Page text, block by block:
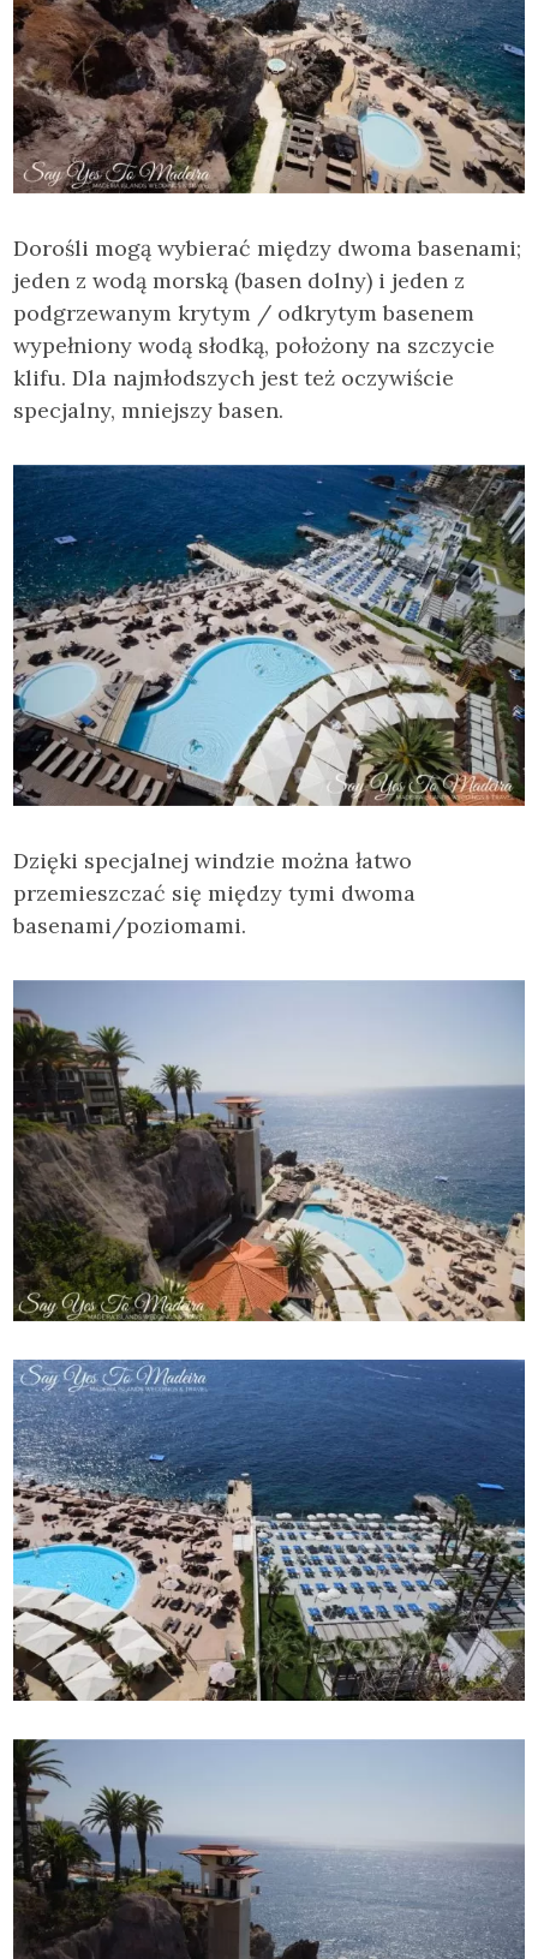
Dorośli mogą wybierać między dwoma basenami;
jeden z wodą morską (basen dolny) i jeden z
podgrzewanym krytym / odkrytym basenem
wypełniony wodą słodką, położony na szczycie
klifu. Dla najmłodszych jest też oczywiście
specjalny, mniejszy basen.
Dzięki specjalnej windzie można łatwo
przemieszczać się między tymi dwoma
basenami/poziomami.